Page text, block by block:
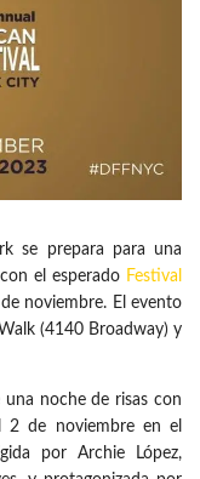
se prepara para una
el esperado Festival
noviembre. El evento
(4140 Broadway) y
noche de risas con
2 de noviembre en el
por Archie López,